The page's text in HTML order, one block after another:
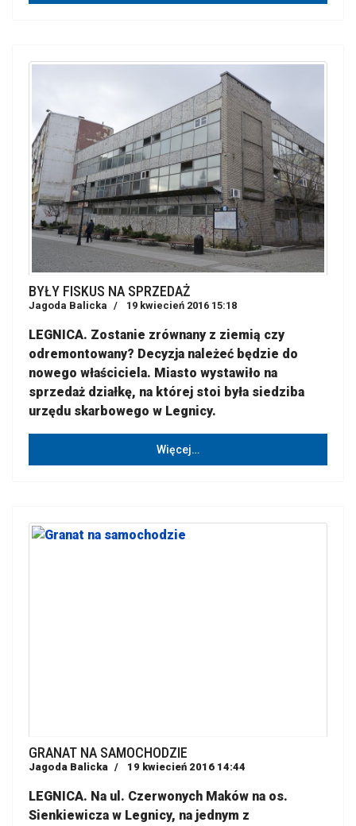
BYŁY FISKUS NA SPRZEDAŻ
Jagoda Balicka 19 kwiecień 2016 15:18
LEGNICA. Zostanie zrównany z ziemią czy
odremontowany? Decyzja należeć będzie do
nowego właściciela. Miasto wystawiło na
sprzedaż działkę, na której stoi była siedziba
urzędu skarbowego w Legnicy.
Więcej…
GRANAT NA SAMOCHODZIE
Jagoda Balicka 19 kwiecień 2016 14:44
LEGNICA. Na ul. Czerwonych Maków na os.
Sienkiewicza w Legnicy, na jednym z